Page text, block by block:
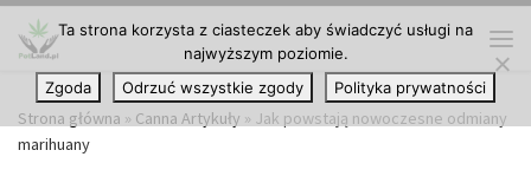
Przejdź do treści
Strona główna » Canna Artykuły » Jak powstają nowoczesne odmiany
marihuany
Ta strona korzysta z ciasteczek aby świadczyć usługi na
najwyższym poziomie.
Zgoda
Odrzuć wszystkie zgody Polityka prywatności